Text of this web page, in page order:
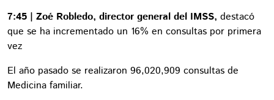
7:45 | Zoé Robledo, director general del IMSS, destacó
que se ha incrementado un 16% en consultas por primera
vez
El año pasado se realizaron 96,020,909 consultas de
Medicina familiar.